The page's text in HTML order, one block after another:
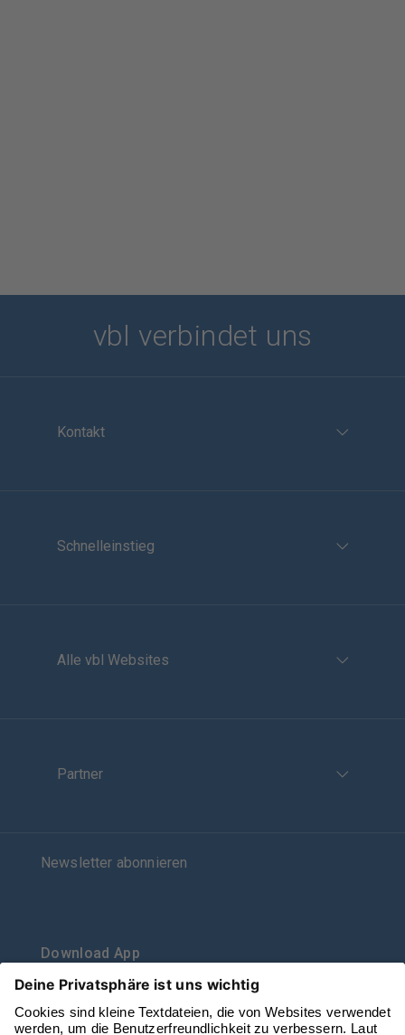
vbl verbindet uns
Kontakt
Schnelleinstieg
Alle vbl Websites
Partner
Newsletter abonnieren
Download App